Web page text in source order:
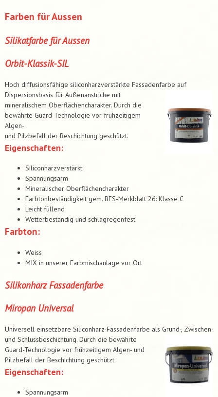
Farben für Aussen
Silikatfarbe für Aussen
Orbit-Klassik-SIL
Hoch diffusionsfähige siliconharzverstärkte Fassadenfarbe auf
Dispersionsbasis für Außenanstriche mit
mineralischem Oberflächencharakter. Durch die
bewährte Guard-Technologie vor frühzeitigem
Algen-
und Pilzbefall der Beschichtung geschützt.
Eigenschaften:
Siliconharzverstärkt
Spannungsarm
Mineralischer Oberflächencharakter
Farbtonbeständigkeit gem. BFS-Merkblatt 26: Klasse C
Leicht füllend
Wetterbeständig und schlagregenfest
Farbton:
Weiss
MIX in unserer Farbmischanlage vor Ort
Silikonharz Fassadenfarbe
Miropan Universal
Universell einsetzbare Siliconharz-Fassadenfarbe als Grund-, Zwischen-
und Schlussbeschichtung. Durch die bewährte
Guard-Technologie vor frühzeitigem Algen- und
Pilzbefall der Beschichtung geschützt.
Eigenschaften:
Spannungsarm